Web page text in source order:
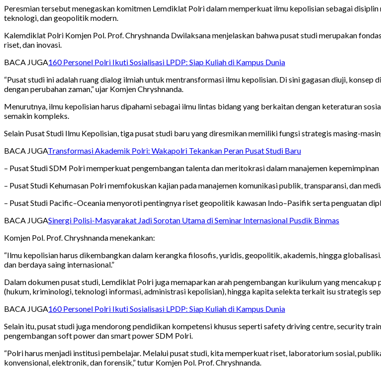
Peresmian tersebut menegaskan komitmen Lemdiklat Polri dalam memperkuat ilmu kepolisian sebagai
teknologi, dan geopolitik modern.
Kalemdiklat Polri Komjen Pol. Prof. Chryshnanda Dwilaksana menjelaskan bahwa pusat studi merupakan
riset, dan inovasi.
BACA JUGA160 Personel Polri Ikuti Sosialisasi LPDP: Siap Kuliah di Kampus Dunia
“Pusat studi ini adalah ruang dialog ilmiah untuk mentransformasi ilmu kepolisian. Di sini gagasan diuji,
dengan perubahan zaman,” ujar Komjen Chryshnanda.
Menurutnya, ilmu kepolisian harus dipahami sebagai ilmu lintas bidang yang berkaitan dengan keteraturan
semakin kompleks.
Selain Pusat Studi Ilmu Kepolisian, tiga pusat studi baru yang diresmikan memiliki fungsi strategis masing-
BACA JUGATransformasi Akademik Polri: Wakapolri Tekankan Peran Pusat Studi Baru
– Pusat Studi SDM Polri memperkuat pengembangan talenta dan meritokrasi dalam manajemen kepemimpinan
– Pusat Studi Kehumasan Polri memfokuskan kajian pada manajemen komunikasi publik, transparansi, dan
– Pusat Studi Pacific–Oceania menyoroti pentingnya riset geopolitik kawasan Indo–Pasifik serta penguatan
BACA JUGASinergi Polisi-Masyarakat Jadi Sorotan Utama di Seminar Internasional Pusdik Binmas
Komjen Pol. Prof. Chryshnanda menekankan:
“Ilmu kepolisian harus dikembangkan dalam kerangka filosofis, yuridis, geopolitik, akademis, hingga
dan berdaya saing internasional.”
Dalam dokumen pusat studi, Lemdiklat Polri juga memaparkan arah pengembangan kurikulum yang
(hukum, kriminologi, teknologi informasi, administrasi kepolisian), hingga kapita selekta terkait isu strategis
BACA JUGA160 Personel Polri Ikuti Sosialisasi LPDP: Siap Kuliah di Kampus Dunia
Selain itu, pusat studi juga mendorong pendidikan kompetensi khusus seperti safety driving centre, security
pengembangan soft power dan smart power SDM Polri.
“Polri harus menjadi institusi pembelajar. Melalui pusat studi, kita memperkuat riset, laboratorium sosial,
konvensional, elektronik, dan forensik,” tutur Komjen Pol. Prof. Chryshnanda.